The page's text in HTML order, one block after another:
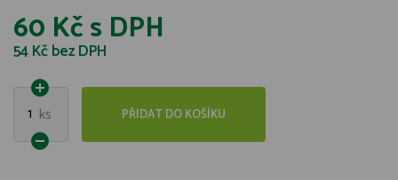
60 Kčs DPH
54 Kčbez DPH
1 ks PŘIDAT DO KOŠÍKU